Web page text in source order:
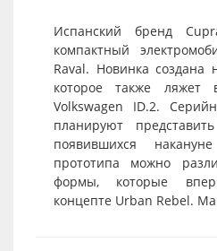
Испанский бренд
компактный
Raval. Новинка создана
которое также ляжет
Volkswagen ID.2.
планируют
появившихся
прототипа можно
формы, которые
концепте Urban Rebel.